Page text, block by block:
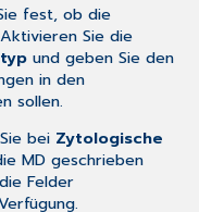
fest, ob die
Sie die
und geben Sie den
in den
sollen.
bei Zytologische
MD geschrieben
Felder